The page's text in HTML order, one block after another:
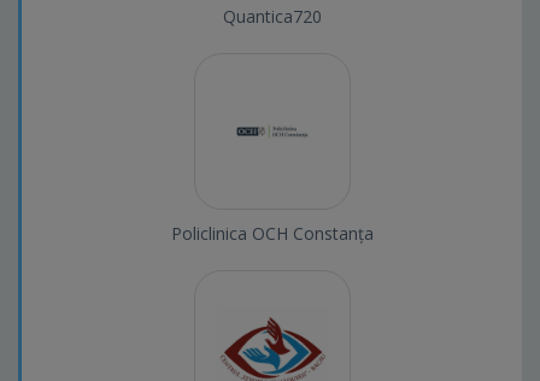
Quantica720
Policlinica OCH Constanța